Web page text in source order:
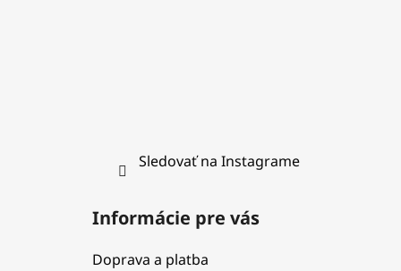
Sledovať na Instagrame
Informácie pre vás
Doprava a platba